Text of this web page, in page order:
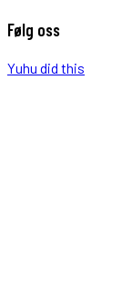
Følg oss
Yuhu did this